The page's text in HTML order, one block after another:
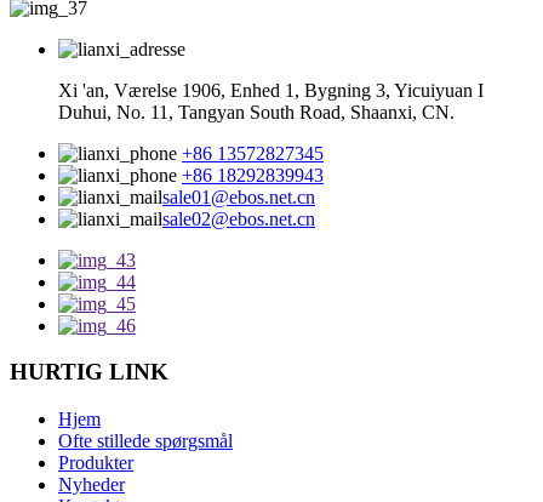
Xi 'an, Værelse 1906, Enhed 1, Bygning 3, Yicuiyuan I
Duhui, No. 11, Tangyan South Road, Shaanxi, CN.
+86 13572827345
+86 18292839943
sale01@ebos.net.cn
sale02@ebos.net.cn
HURTIG LINK
Hjem
Ofte stillede spørgsmål
Produkter
Nyheder